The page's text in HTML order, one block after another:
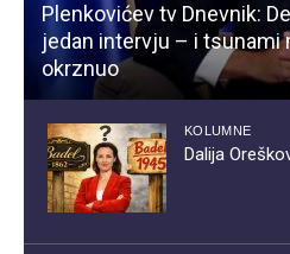
Plenkovićev tv Dnevnik:
jedan intervju – i tsunami
okrznuo
KOLUMNE
Dalija